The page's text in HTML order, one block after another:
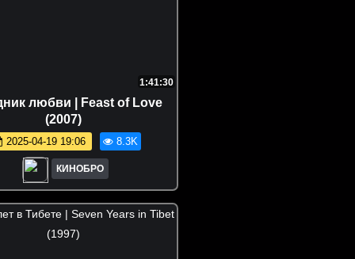
1:41:30
любви | Feast of Lovе
(2007)
2025-04-19 19:06 8.3K
КИНОБРО